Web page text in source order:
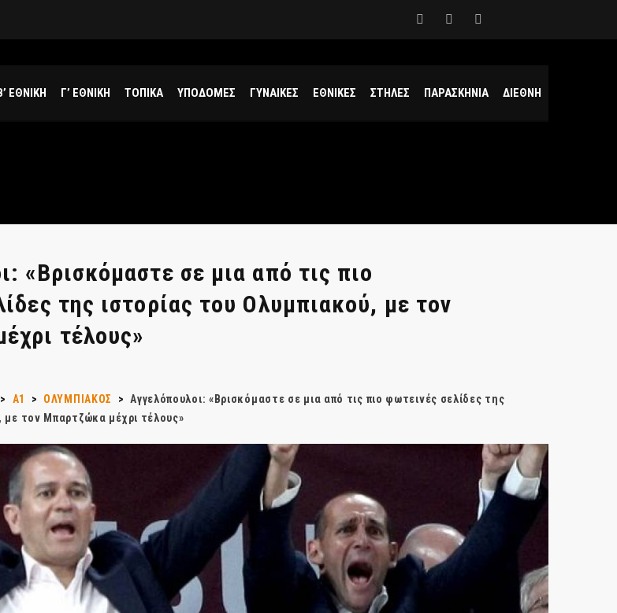
ΕΘΝΙΚΗ Γ’ ΕΘΝΙΚΗ ΤΟΠΙΚΑ ΥΠΟΔΟΜΕΣ ΓΥΝΑΙΚΕΣ ΕΘΝΙΚΕΣ ΣΤΗΛΕΣ ΠΑΡΑΣΚΗΝΙΑ ΔΙΕΘΝΗ
«Βρισκόμαστε σε μια από τις πιο
της ιστορίας του Ολυμπιακού, με τον
τέλους»
> Α1 > ΟΛΥΜΠΙΑΚΟΣ > Αγγελόπουλοι: «Βρισκόμαστε σε μια από τις πιο φωτεινές σελίδες της
με τον Μπαρτζώκα μέχρι τέλους»